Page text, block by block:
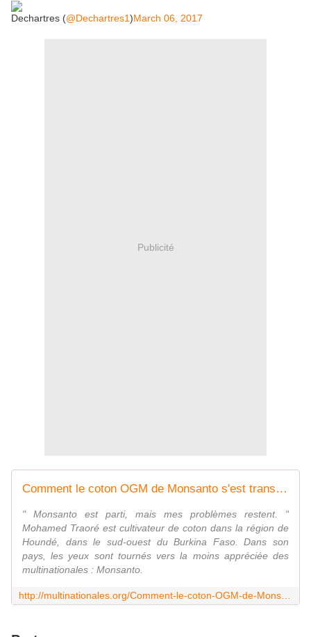
Dechartres (@Dechartres1)March 06, 2017
Publicité
Comment le coton OGM de Monsanto s'est transformé en fléau pour les paysans du Burkina Faso
" Monsanto est parti, mais mes problèmes restent. "
Mohamed Traoré est cultivateur de coton dans la région de
Houndé, dans le sud-ouest du Burkina Faso. Dans son
pays, les yeux sont tournés vers la moins appréciée des
multinationales : Monsanto.